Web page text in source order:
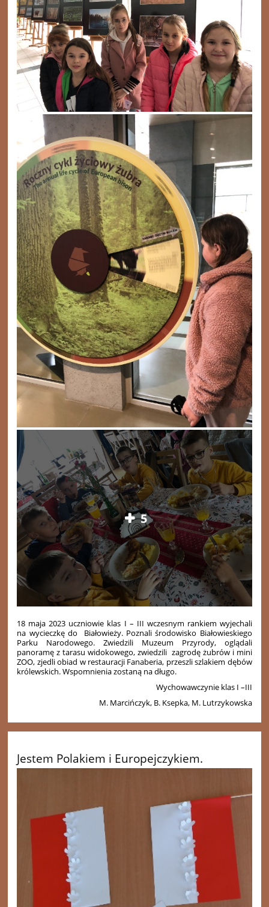
5
18 maja 2023 uczniowie klas I – III wczesnym rankiem wyjechali
na wycieczkę do Białowieży. Poznali środowisko Białowieskiego
Parku Narodowego. Zwiedzili Muzeum Przyrody, oglądali
panoramę z tarasu widokowego, zwiedzili zagrodę żubrów i mini
ZOO, zjedli obiad w restauracji Fanaberia, przeszli szlakiem dębów
królewskich. Wspomnienia zostaną na długo.
Wychowawczynie klas I –III
M. Marcińczyk, B. Ksepka, M. Lutrzykowska
Jestem Polakiem i Europejczykiem.